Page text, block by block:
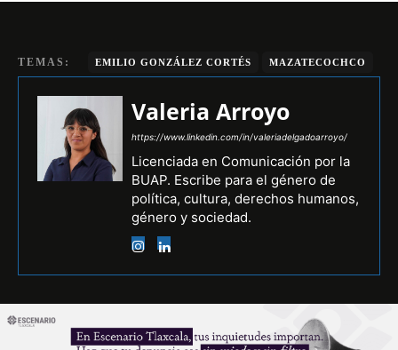
TEMAS: EMILIO GONZÁLEZ CORTÉS MAZATECOCHCO
Valeria Arroyo
https://www.linkedin.com/in/valeriadelgadoarroyo/
Licenciada en Comunicación por la
BUAP. Escribe para el género de
política, cultura, derechos humanos,
género y sociedad.